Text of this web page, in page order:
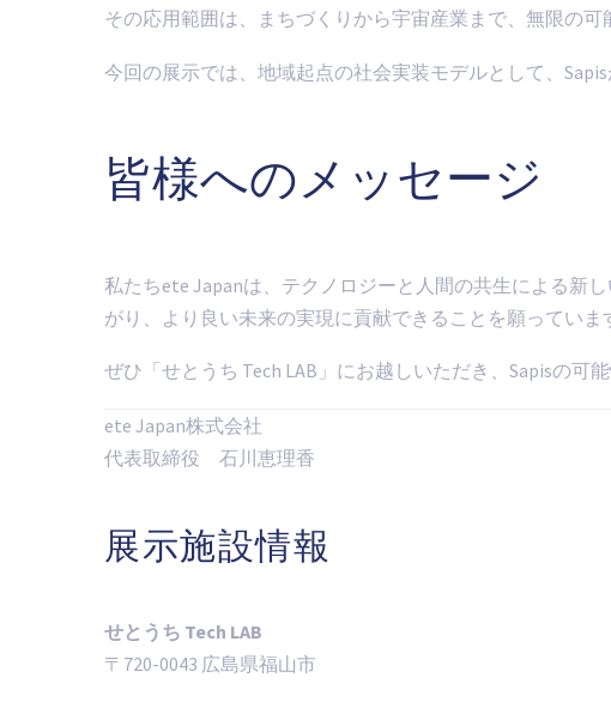
その応用範囲は、まちづくりから宇宙産業まで、無限の可
今回の展示では、地域起点の社会実装モデルとして、
皆様へのメッセージ
私たちete Japanは、テクノロジーと人間の共生による新
がり、より良い未来の実現に貢献できることを願っていま
ぜひ「せとうち Tech LAB」にお越しいただき、Sapisの可
ete Japan株式会社
代表取締役 石川恵理香
展示施設情報
せとうち Tech LAB
〒720-0043 広島県福山市